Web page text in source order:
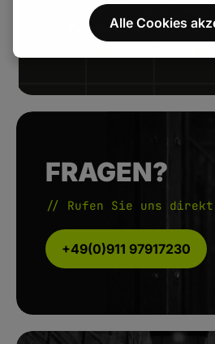
// Kurze Lieferzeiten.
// Extrem hohe
FRAGEN?
// Rufen Sie uns direkt
+49(0)911 97917230
Alle Cookies